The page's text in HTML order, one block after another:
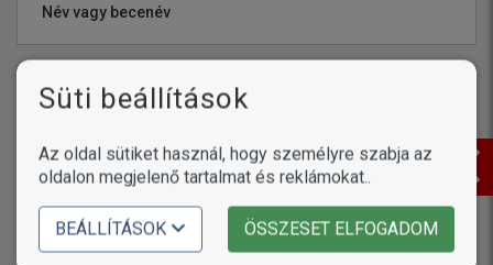
Név vagy becenév
Értékelés
Még1000karakter áll rendelkezésére
Süti beállítások
Az oldal sütiket használ, hogy személyre szabja az
oldalon megjelenő tartalmat és reklámokat..
BEÁLLÍTÁSOK ÖSSZESET ELFOGADOM